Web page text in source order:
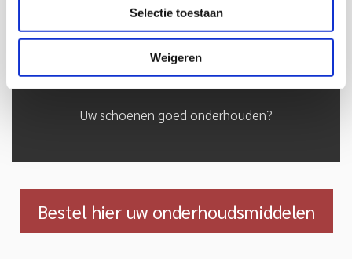
Selectie toestaan
Weigeren
een uitgebreide collectie onderhoudsmiddelen, voor ieder
wat wils.
Uw schoenen goed onderhouden?
Bestel hier uw onderhoudsmiddelen